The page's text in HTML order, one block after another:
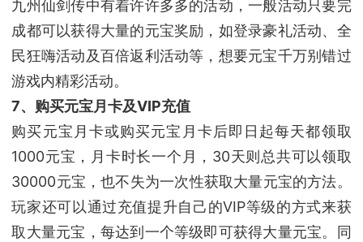
九州仙剑传中有着许许多多的活动，一般活动只要完
成都可以获得大量的元宝奖励，如登录豪礼活动、全
民狂嗨活动及百倍返利活动等，想要元宝千万别错过
游戏内精彩活动。
7、购买元宝月卡及VIP充值
购买元宝月卡或购买元宝月卡后即日起每天都领取
1000元宝，月卡时长一个月，30天则总共可以领取
30000元宝，也不失为一次性获取大量元宝的方法。
玩家还可以通过充值提升自己的VIP等级的方式来获
取大量元宝，每达到一个等级即可获得大量元宝。同